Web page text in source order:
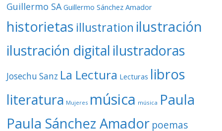
Guillermo SA Guillermo Sánchez Amador
historietas illustration ilustración
ilustración digital ilustradoras
Josechu Sanz La Lectura Lecturas libros
literatura Mujeres música música Paula
Paula Sánchez Amador poemas